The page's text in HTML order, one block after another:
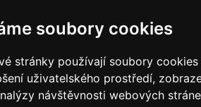
soubory cookies
stránky používají soubory
uživatelského prostředí,
návštěvnosti webových
(více informací
Elektronická podatelna:
posta@msmtgov cz